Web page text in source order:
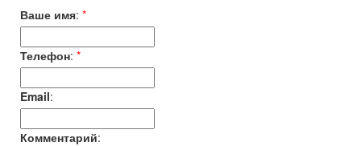
Ваше имя: *
Телефон: *
Email:
Комментарий: